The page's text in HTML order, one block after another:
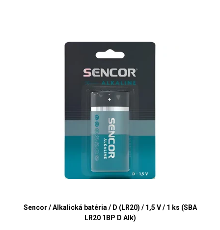
Sencor / Alkalická batéria / D (LR20) / 1,5 V / 1 ks (SBA
LR20 1BP D Alk)